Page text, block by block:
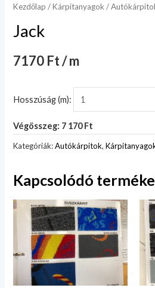
Kezdőlap /Kárpitanyagok /
Jack
7170 Ft / m
Hosszúság (m):
Végösszeg: 7 170 Ft
Kategóriák:Autókárpitok,
Kapcsolódó